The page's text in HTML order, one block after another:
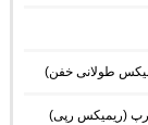
رپ (ریمیکس رپی)